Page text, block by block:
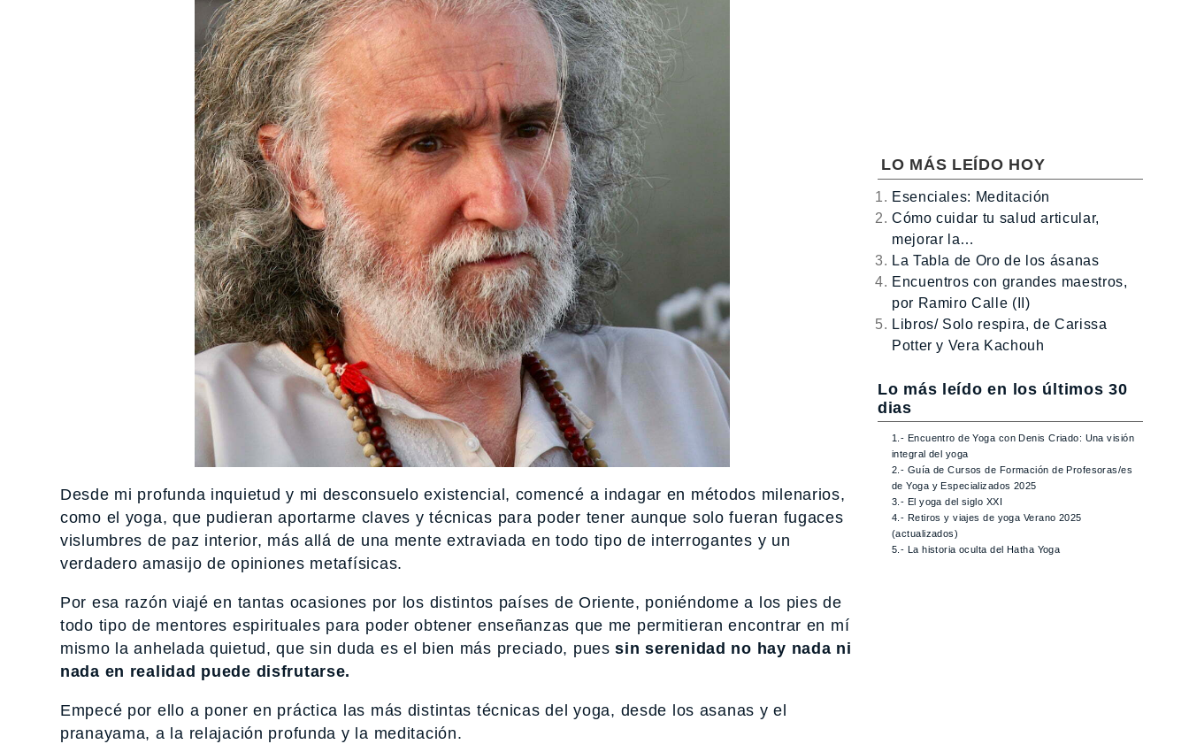
Desde mi profunda inquietud y mi desconsuelo existencial, comencé a indagar en métodos milenarios,
como el yoga, que pudieran aportarme claves y técnicas para poder tener aunque solo fueran fugaces
vislumbres de paz interior, más allá de una mente extraviada en todo tipo de interrogantes y un
verdadero amasijo de opiniones metafísicas.
Por esa razón viajé en tantas ocasiones por los distintos países de Oriente, poniéndome a los pies de
todo tipo de mentores espirituales para poder obtener enseñanzas que me permitieran encontrar en mí
mismo la anhelada quietud, que sin duda es el bien más preciado, puessin serenidad no hay nada ni
nada en realidad puede disfrutarse.
Empecé por ello a poner en práctica las más distintas técnicas del yoga, desde los asanas y el
pranayama, a la relajación profunda y la meditación.
LO MÁS LEÍDO HOY
Esenciales: Meditación
Cómo cuidar tu salud articular,
mejorar la…
La Tabla de Oro de los ásanas
Encuentros con grandes maestros,
por Ramiro Calle (II)
Libros/ Solo respira, de Carissa
Potter y Vera Kachouh
Lo más leído en los últimos 30
dias
1.- Encuentro de Yoga con Denis Criado: Una visión
integral del yoga
2.- Guía de Cursos de Formación de Profesoras/es
de Yoga y Especializados 2025
3.- El yoga del siglo XXI
4.- Retiros y viajes de yoga Verano 2025
(actualizados)
5.- La historia oculta del Hatha Yoga